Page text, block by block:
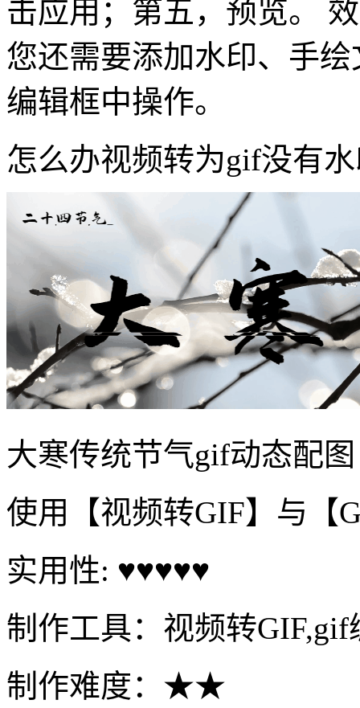
击应用；第五，预览。
您还需要添加水印、手
编辑框中操作。
怎么办视频转为gif没有
大寒传统节气gif动态配图
使用【视频转GIF】与【
实用性: ♥♥♥♥♥
制作工具：视频转GIF,gif
制作难度：★★